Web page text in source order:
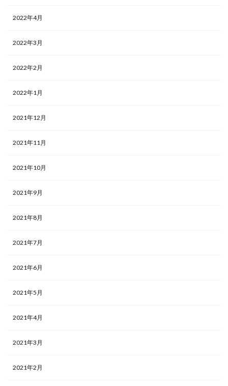
2022年4月
2022年3月
2022年2月
2022年1月
2021年12月
2021年11月
2021年10月
2021年9月
2021年8月
2021年7月
2021年6月
2021年5月
2021年4月
2021年3月
2021年2月